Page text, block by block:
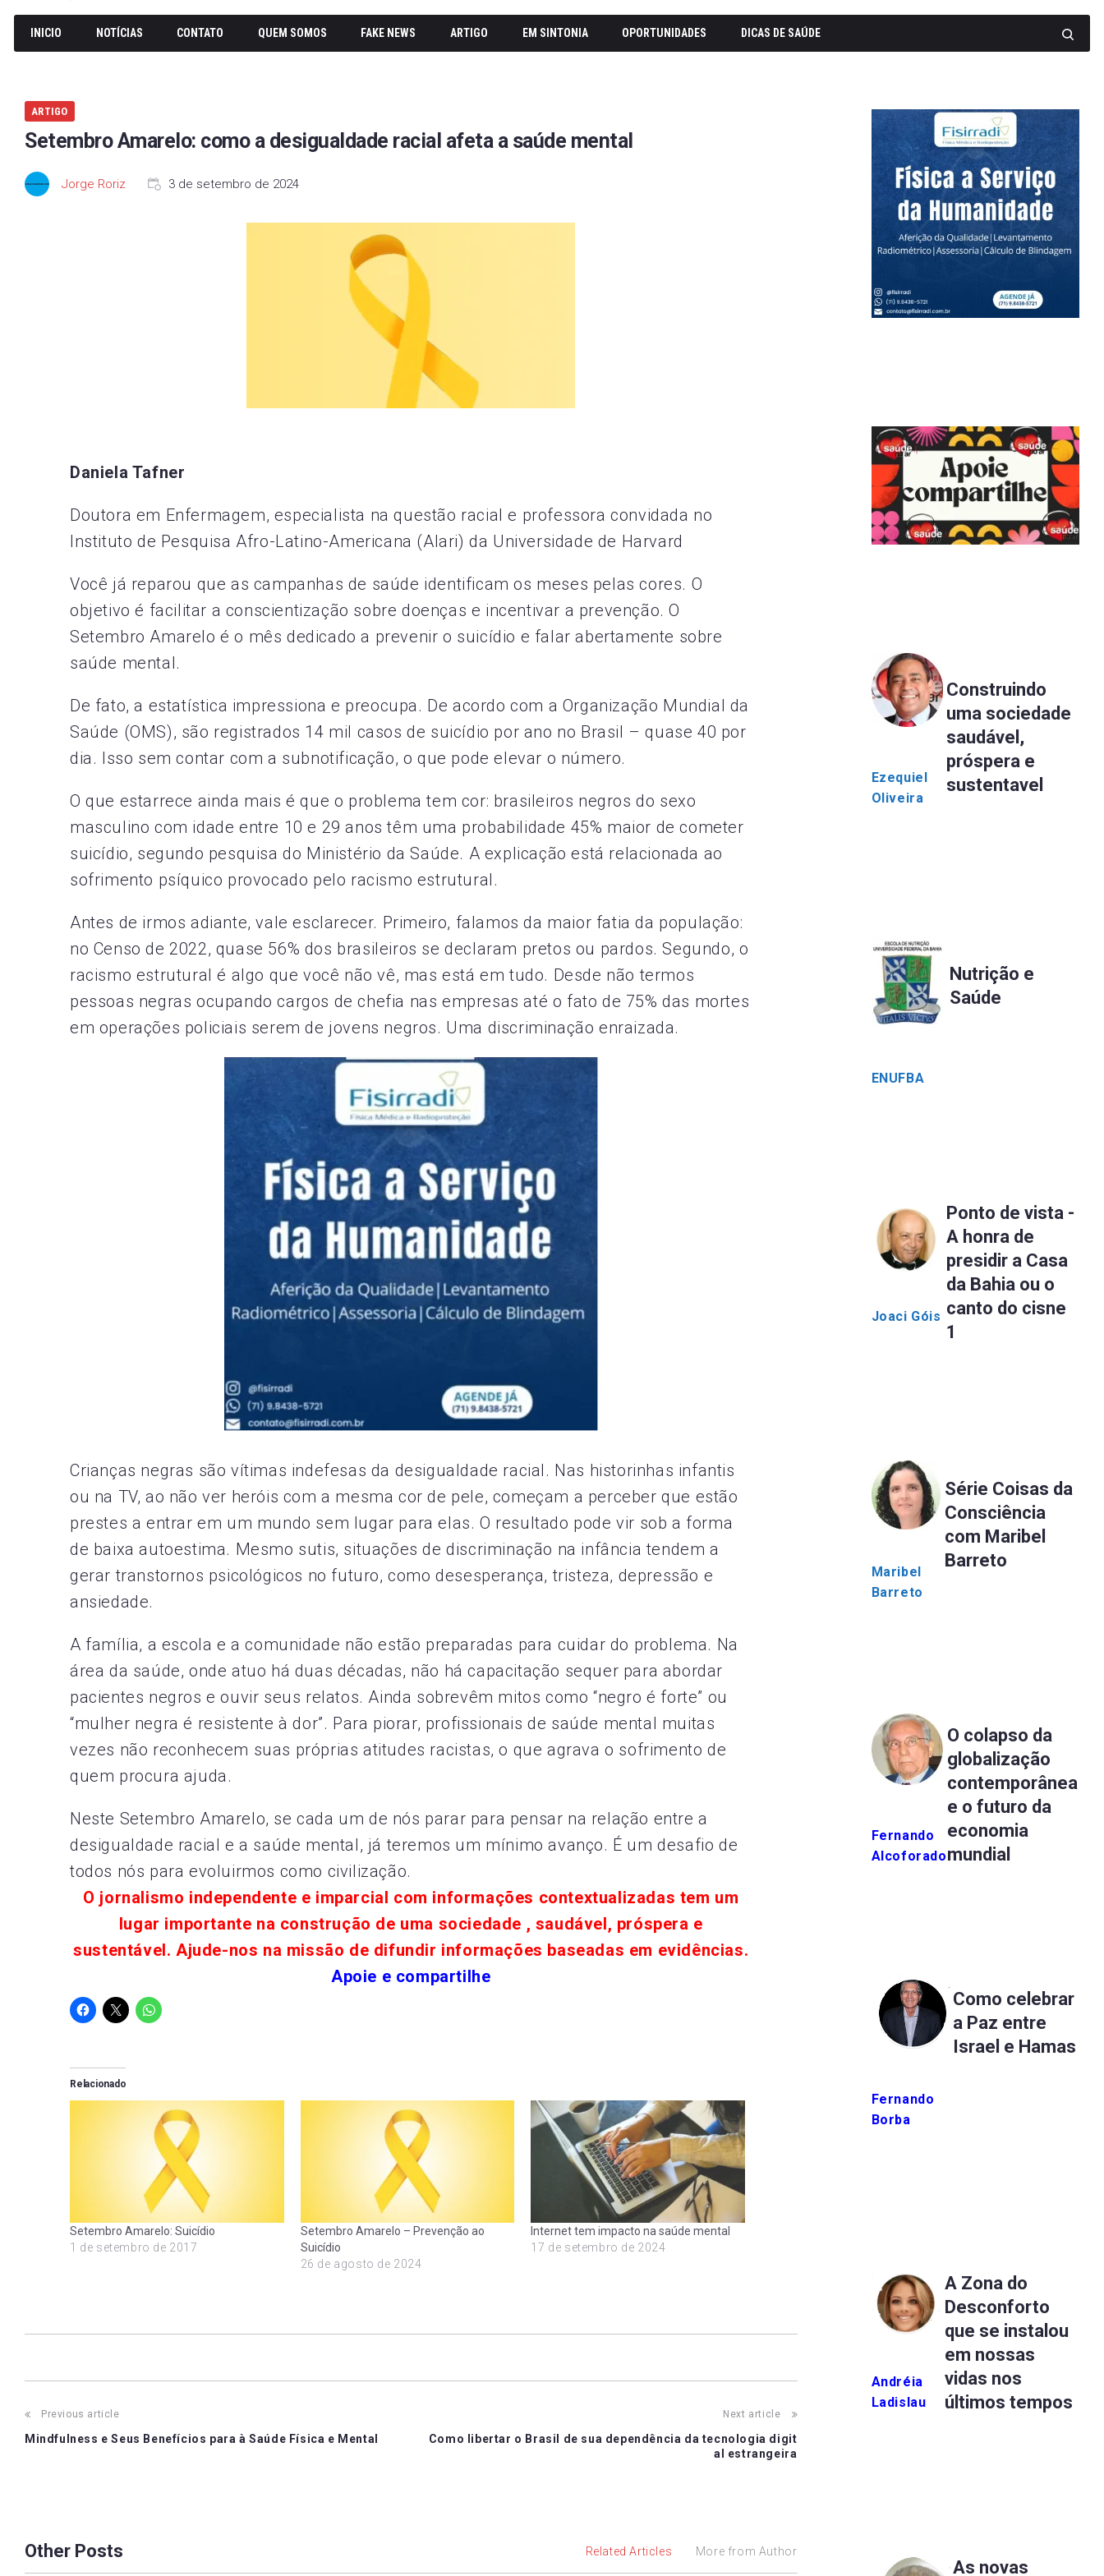
INICIO NOTÍCIAS CONTATO QUEM SOMOS FAKE NEWS ARTIGO EM SINTONIA OPORTUNIDADES DICAS DE SAÚDE
ARTIGO
Setembro Amarelo: como a desigualdade racial afeta a saúde mental
Jorge Roriz 3 de setembro de 2024
Daniela Tafner
Doutora em Enfermagem, especialista na questão racial e professora convidada no
Instituto de Pesquisa Afro-Latino-Americana (Alari) da Universidade de Harvard
Você já reparou que as campanhas de saúde identificam os meses pelas cores. O
objetivo é facilitar a conscientização sobre doenças e incentivar a prevenção. O
Setembro Amarelo é o mês dedicado a prevenir o suicídio e falar abertamente sobre
saúde mental.
De fato, a estatística impressiona e preocupa. De acordo com a Organização Mundial da
Saúde (OMS), são registrados 14 mil casos de suicídio por ano no Brasil – quase 40 por
dia. Isso sem contar com a subnotificação, o que pode elevar o número.
O que estarrece ainda mais é que o problema tem cor: brasileiros negros do sexo
masculino com idade entre 10 e 29 anos têm uma probabilidade 45% maior de cometer
suicídio, segundo pesquisa do Ministério da Saúde. A explicação está relacionada ao
sofrimento psíquico provocado pelo racismo estrutural.
Antes de irmos adiante, vale esclarecer. Primeiro, falamos da maior fatia da população:
no Censo de 2022, quase 56% dos brasileiros se declaram pretos ou pardos. Segundo, o
racismo estrutural é algo que você não vê, mas está em tudo. Desde não termos
pessoas negras ocupando cargos de chefia nas empresas até o fato de 75% das mortes
em operações policiais serem de jovens negros. Uma discriminação enraizada.
Crianças negras são vítimas indefesas da desigualdade racial. Nas historinhas infantis
ou na TV, ao não ver heróis com a mesma cor de pele, começam a perceber que estão
prestes a entrar em um mundo sem lugar para elas. O resultado pode vir sob a forma
de baixa autoestima. Mesmo sutis, situações de discriminação na infância tendem a
gerar transtornos psicológicos no futuro, como desesperança, tristeza, depressão e
ansiedade.
A família, a escola e a comunidade não estão preparadas para cuidar do problema. Na
área da saúde, onde atuo há duas décadas, não há capacitação sequer para abordar
pacientes negros e ouvir seus relatos. Ainda sobrevêm mitos como “negro é forte” ou
“mulher negra é resistente à dor”. Para piorar, profissionais de saúde mental muitas
vezes não reconhecem suas próprias atitudes racistas, o que agrava o sofrimento de
quem procura ajuda.
Neste Setembro Amarelo, se cada um de nós parar para pensar na relação entre a
desigualdade racial e a saúde mental, já teremos um mínimo avanço. É um desafio de
todos nós para evoluirmos como civilização.
O jornalismo independente e imparcial com informações contextualizadas tem um
lugar importante na construção de uma sociedade , saudável, próspera e
sustentável. Ajude-nos na missão de difundir informações baseadas em evidências.
Apoie e compartilhe
Relacionado
Setembro Amarelo: Suicídio
1 de setembro de 2017
Setembro Amarelo – Prevenção ao
Suicídio
26 de agosto de 2024
Internet tem impacto na saúde mental
17 de setembro de 2024
Post
Previous article
Mindfulness e Seus Benefícios para à Saúde Física e Mental
Next article
Como libertar o Brasil de sua dependência da tecnologia digit
al estrangeira
Other Posts Related Articles More from Author
Ezequiel
Oliveira
Construindo
uma sociedade
saudável,
próspera e
sustentavel
ENUFBA
Nutrição e
Saúde
Joaci Góis
Ponto de vista -
A honra de
presidir a Casa
da Bahia ou o
canto do cisne
1
Maribel
Barreto
Série Coisas da
Consciência
com Maribel
Barreto
Fernando
Alcoforado
O colapso da
globalização
contemporânea
e o futuro da
economia
mundial
Fernando
Borba
Como celebrar
a Paz entre
Israel e Hamas
Andréia
Ladislau
A Zona do
Desconforto
que se instalou
em nossas
vidas nos
últimos tempos
As novas